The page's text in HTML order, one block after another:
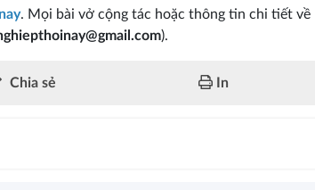
. Mọi bài vở cộng tác hoặc thông tin chi tiết về
).
Chia sẻ In